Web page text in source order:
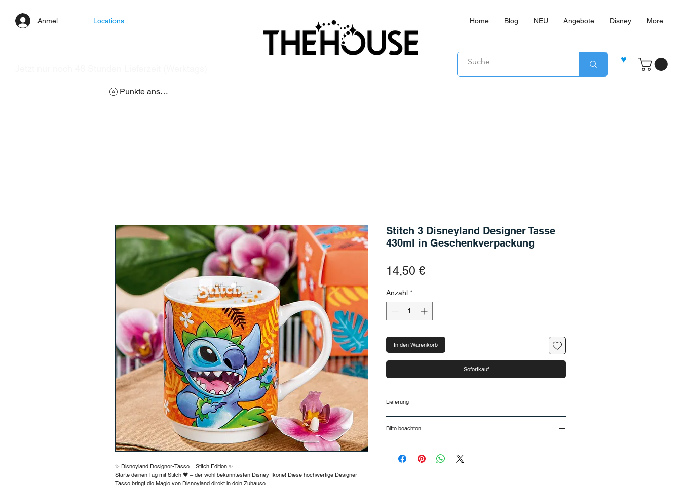
Anmelden Locations
Punkte ansehen
Home Blog NEU Angebote Disney More
♥
✨ Disneyland Designer-Tasse – Stitch Edition ✨
Starte deinen Tag mit Stitch 🖤 – der wohl bekanntesten Disney-Ikone! Diese hochwertige Designer-
Tasse bringt die Magie von Disneyland direkt in dein Zuhause.
Stitch 3 Disneyland Designer Tasse
430ml in Geschenkverpackung
14,50 €Preis
Anzahl *
In den Warenkorb
Sofortkauf
Lieferung
Lieferzeiten
(Montag bis Freitag, 8 bis 18 Uhr) nach Deutschland
oder Österreich geliefert – schnell und zuverlässig!
Bitte beachten